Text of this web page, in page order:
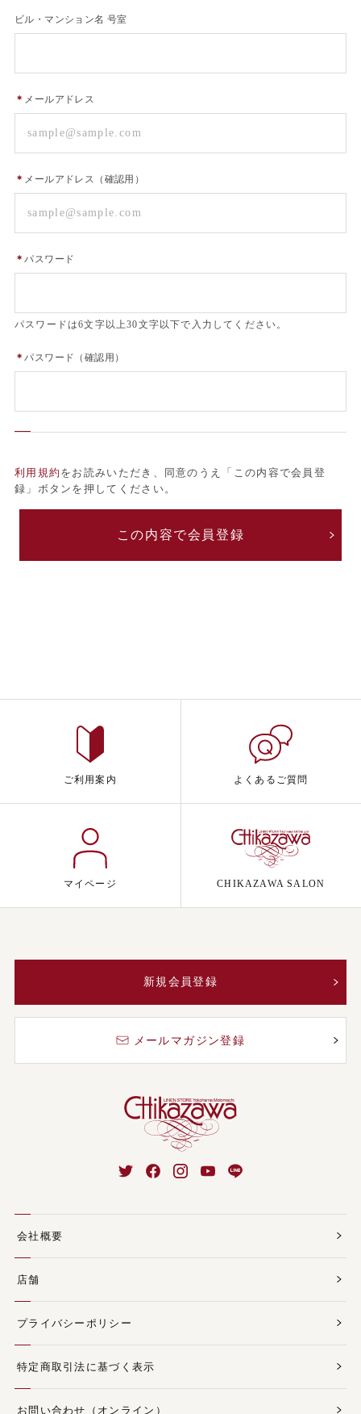
ビル・マンション名 号室
＊ メールアドレス
＊ メールアドレス（確認用）
＊パスワード
パスワードは6文字以上30文字以下で入力してください。
＊ パスワード（確認用）
利用規約 をお読みいただき、同意のうえ「この内容で会員登
録」ボタンを押してください。
ご利用案内 よくあるご質問
マイページ CHIKAZAWA SALON
新規会員登録
メールマガジン登録
会社概要
店舗
プライバシーポリシー
特定商取引法に基づく表示
お問い合わせ（オンライン）